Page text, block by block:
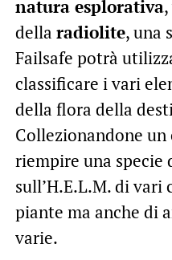
natura esplorativa
della radiolite, una
Failsafe potrà
classificare i vari
della flora della
Collezionandone
riempire una specie
sull’H.E.L.M. di
piante ma anche di
varie.